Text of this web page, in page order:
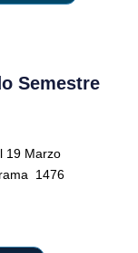
Semestre
19 Marzo
1476